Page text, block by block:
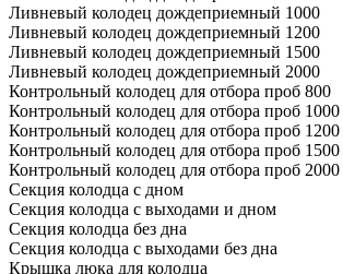
Ливневый колодец дождеприемный 1000
Ливневый колодец дождеприемный 1200
Ливневый колодец дождеприемный 1500
Ливневый колодец дождеприемный 2000
Контрольный колодец для отбора проб 800
Контрольный колодец для отбора проб 1000
Контрольный колодец для отбора проб 1200
Контрольный колодец для отбора проб 1500
Контрольный колодец для отбора проб 2000
Секция колодца с дном
Секция колодца с выходами и дном
Секция колодца без дна
Секция колодца с выходами без дна
Крышка люка для колодца